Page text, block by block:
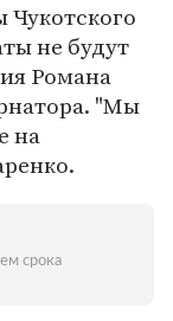
Чукотского
не будут
Романа
"Мы
на
срока